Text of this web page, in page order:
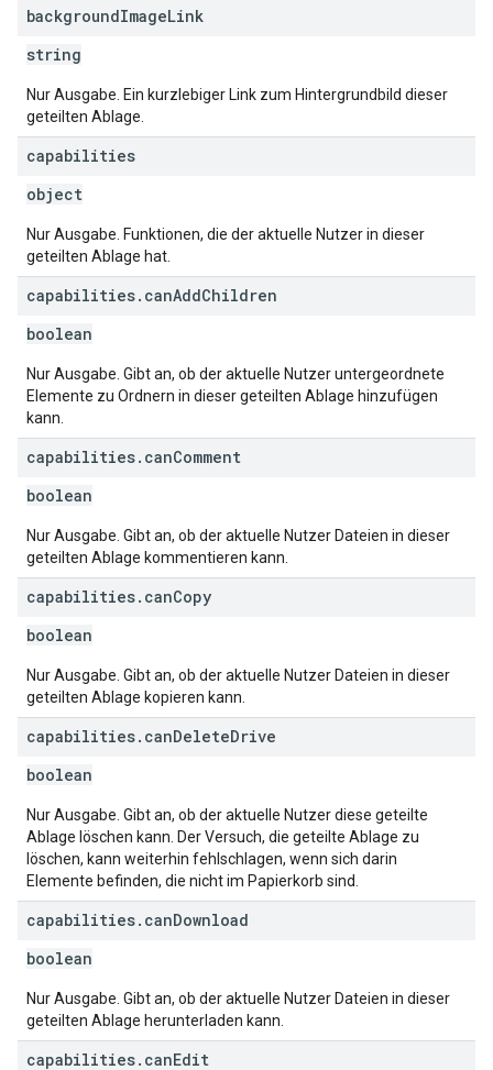
backgroundImageLink
string
Nur Ausgabe. Ein kurzlebiger Link zum Hintergrundbild dieser
geteilten Ablage.
capabilities
object
Nur Ausgabe. Funktionen, die der aktuelle Nutzer in dieser
geteilten Ablage hat.
capabilities. canAddChildren
boolean
Nur Ausgabe. Gibt an, ob der aktuelle Nutzer untergeordnete
Elemente zu Ordnern in dieser geteilten Ablage hinzufügen
kann.
capabilities. canComment
boolean
Nur Ausgabe. Gibt an, ob der aktuelle Nutzer Dateien in dieser
geteilten Ablage kommentieren kann.
capabilities. canCopy
boolean
Nur Ausgabe. Gibt an, ob der aktuelle Nutzer Dateien in dieser
geteilten Ablage kopieren kann.
capabilities. canDeleteDrive
boolean
Nur Ausgabe. Gibt an, ob der aktuelle Nutzer diese geteilte
Ablage löschen kann. Der Versuch, die geteilte Ablage zu
löschen, kann weiterhin fehlschlagen, wenn sich darin
Elemente befinden, die nicht im Papierkorb sind.
capabilities. canDownload
boolean
Nur Ausgabe. Gibt an, ob der aktuelle Nutzer Dateien in dieser
geteilten Ablage herunterladen kann.
capabilities. canEdit